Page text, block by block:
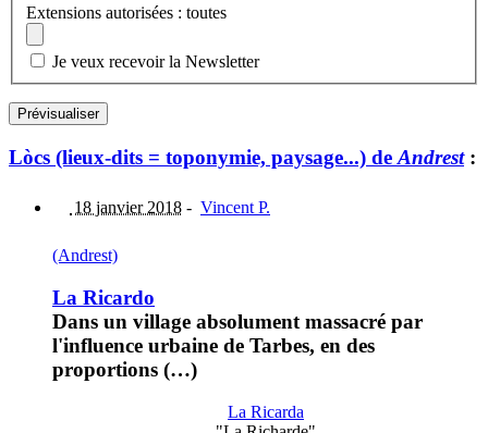
Extensions autorisées : toutes
Je veux recevoir la Newsletter
Lòcs (lieux-dits = toponymie, paysage...) de Andrest:
18 janvier 2018 - Vincent P.
(Andrest)
La Ricardo
Dans un village absolument massacré par
l'influence urbaine de Tarbes, en des
proportions (…)
La Ricarda